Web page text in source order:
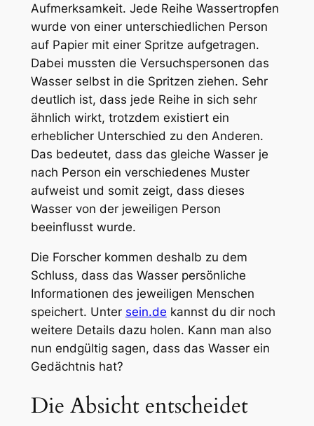
Aufmerksamkeit. Jede Reihe Wassertropfen
wurde von einer unterschiedlichen Person
auf Papier mit einer Spritze aufgetragen.
Dabei mussten die Versuchspersonen das
Wasser selbst in die Spritzen ziehen. Sehr
deutlich ist, dass jede Reihe in sich sehr
ähnlich wirkt, trotzdem existiert ein
erheblicher Unterschied zu den Anderen.
Das bedeutet, dass das gleiche Wasser je
nach Person ein verschiedenes Muster
aufweist und somit zeigt, dass dieses
Wasser von der jeweiligen Person
beeinflusst wurde.
Die Forscher kommen deshalb zu dem
Schluss, dass das Wasser persönliche
Informationen des jeweiligen Menschen
speichert. Unter sein.de kannst du dir noch
weitere Details dazu holen. Kann man also
nun endgültig sagen, dass das Wasser ein
Gedächtnis hat?
Die Absicht entscheidet